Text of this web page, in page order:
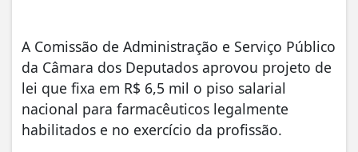
A Comissão de Administração e Serviço Público
da Câmara dos Deputados aprovou projeto de
lei que fixa em R$ 6,5 mil o piso salarial
nacional para farmacêuticos legalmente
habilitados e no exercício da profissão.